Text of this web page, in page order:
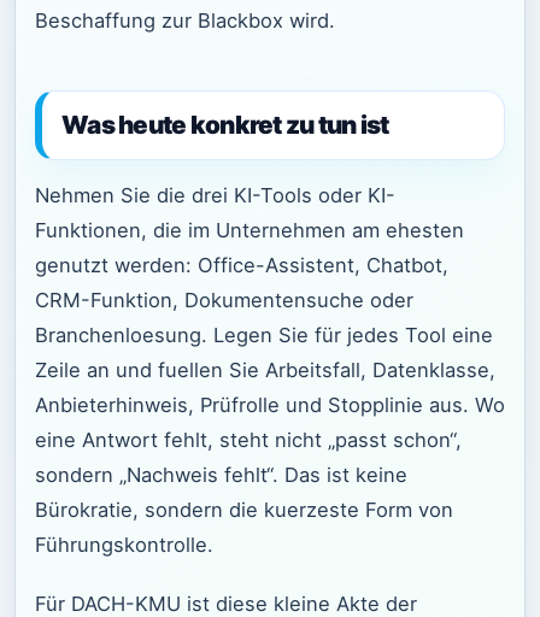
Beschaffung zur Blackbox wird.
Was heute konkret zu tun ist
Nehmen Sie die drei KI-Tools oder KI-
Funktionen, die im Unternehmen am ehesten
genutzt werden: Office-Assistent, Chatbot,
CRM-Funktion, Dokumentensuche oder
Branchenloesung. Legen Sie für jedes Tool eine
Zeile an und fuellen Sie Arbeitsfall, Datenklasse,
Anbieterhinweis, Prüfrolle und Stopplinie aus. Wo
eine Antwort fehlt, steht nicht „passt schon“,
sondern „Nachweis fehlt“. Das ist keine
Bürokratie, sondern die kuerzeste Form von
Führungskontrolle.
Für DACH-KMU ist diese kleine Akte der